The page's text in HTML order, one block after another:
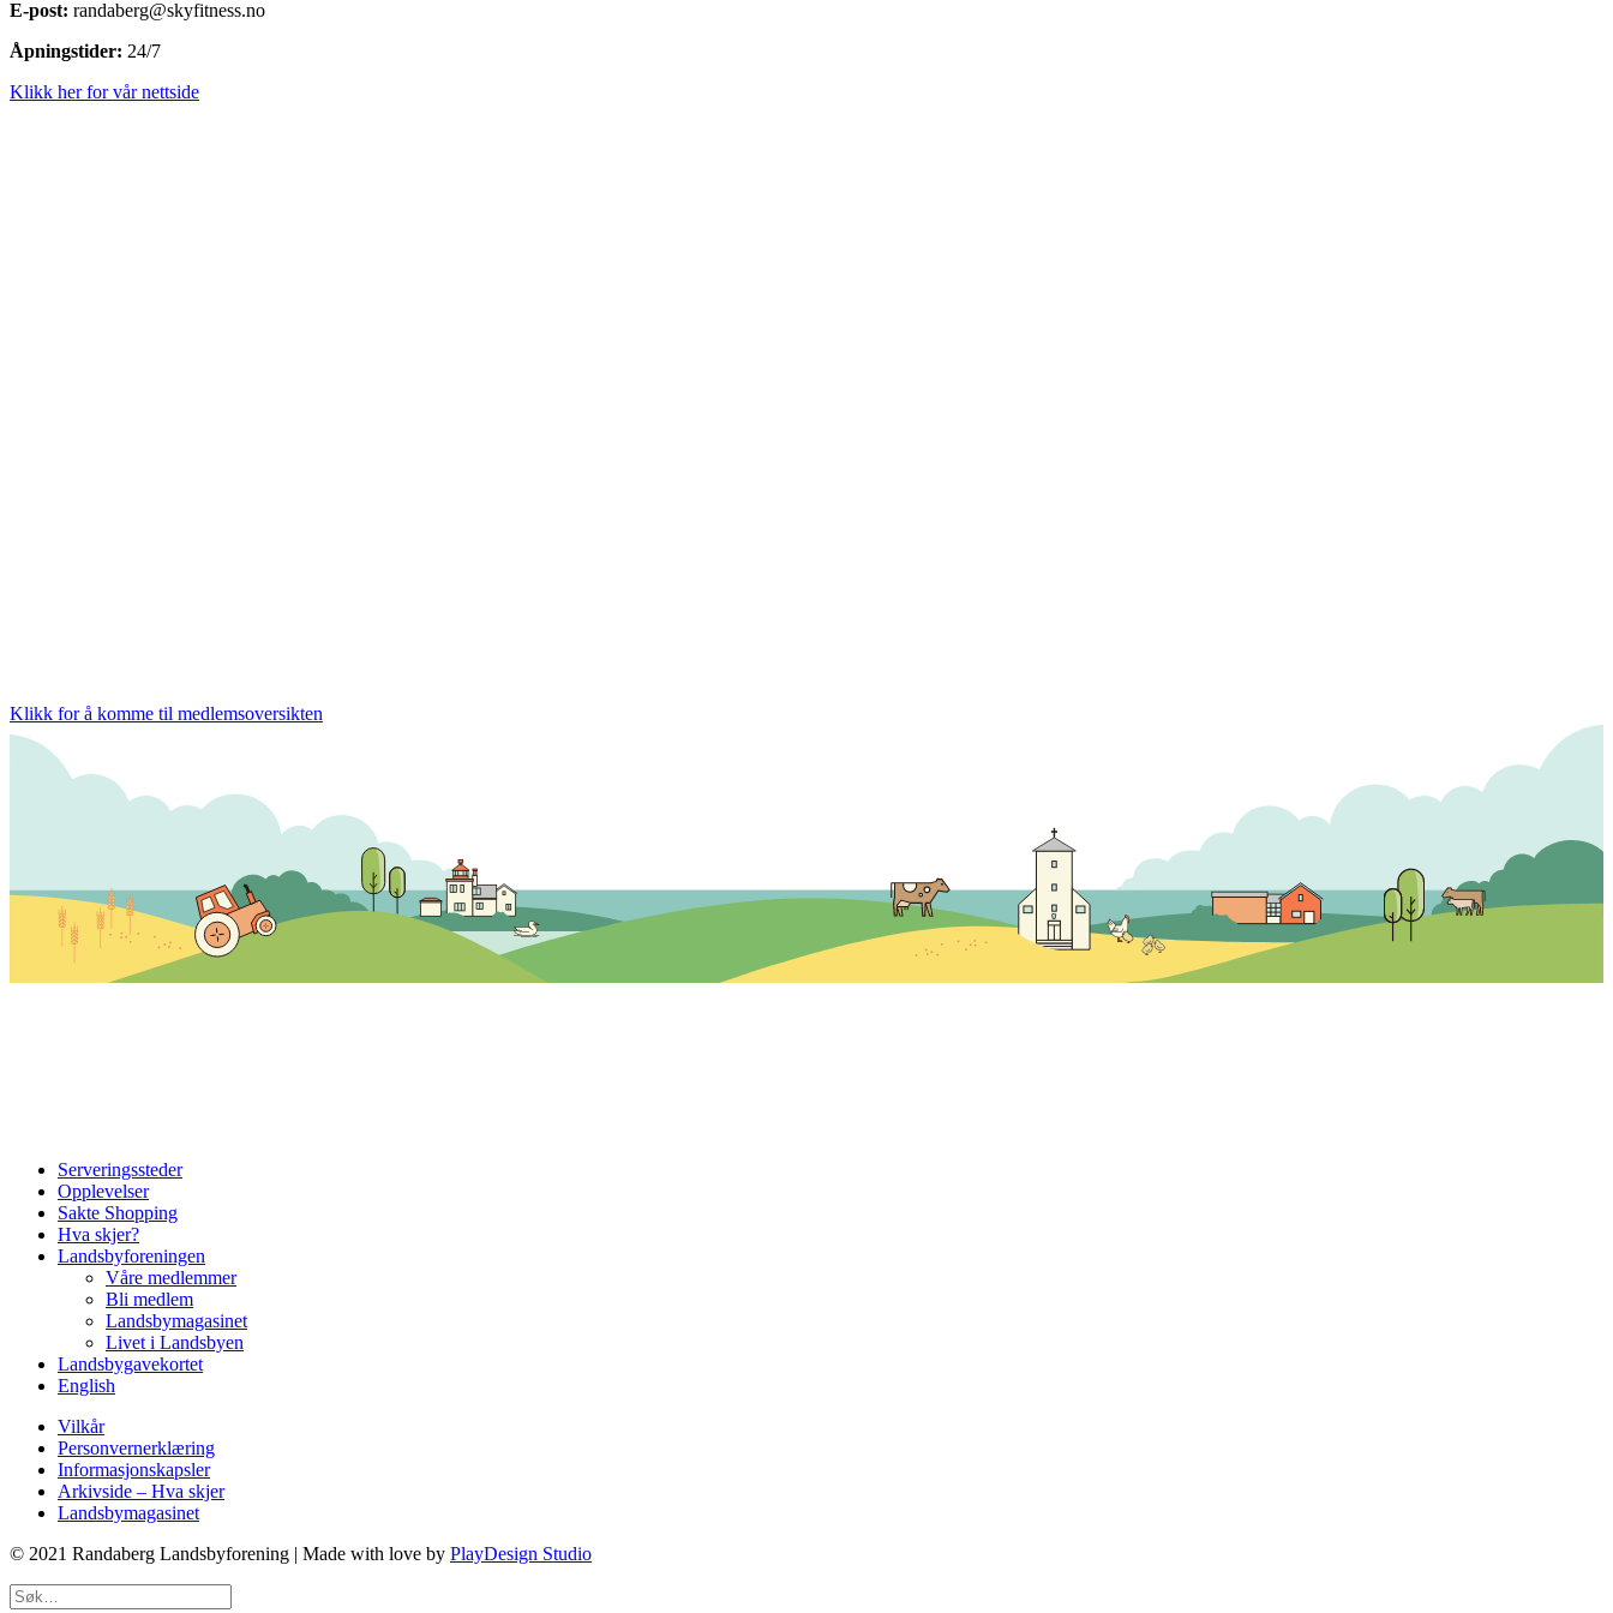
E-post: randaberg@skyfitness.no
Åpningstider: 24/7
Klikk her for vår nettside
Klikk for å komme til medlemsoversikten
Serveringssteder
Opplevelser
Sakte Shopping
Hva skjer?
Landsbyforeningen
Våre medlemmer
Bli medlem
Landsbymagasinet
Livet i Landsbyen
Landsbygavekortet
English
Vilkår
Personvernerklæring
Informasjonskapsler
Arkivside – Hva skjer
Landsbymagasinet
© 2021 Randaberg Landsbyforening | Made with love by PlayDesign Studio